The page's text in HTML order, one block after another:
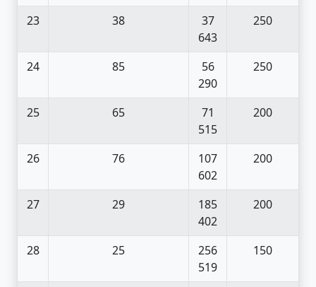
23 38
37
643
250
24 85
56
290
250
25 65
71
515
200
26 76
107
602
200
27 29
185
402
200
28 25
256
519
150